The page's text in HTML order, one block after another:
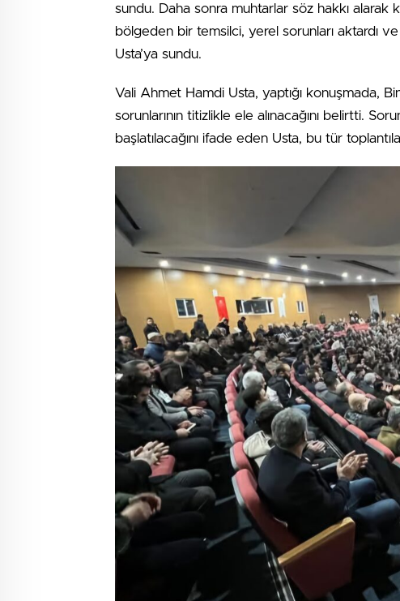
sundu. Daha sonra muhtarlar söz hakkı
bölgeden bir temsilci, yerel sorunları aktardı ve
Usta’ya sundu.
Vali Ahmet Hamdi Usta, yaptığı konuşmada,
sorunlarının titizlikle ele alınacağını belirtti.
başlatılacağını ifade eden Usta, bu tür